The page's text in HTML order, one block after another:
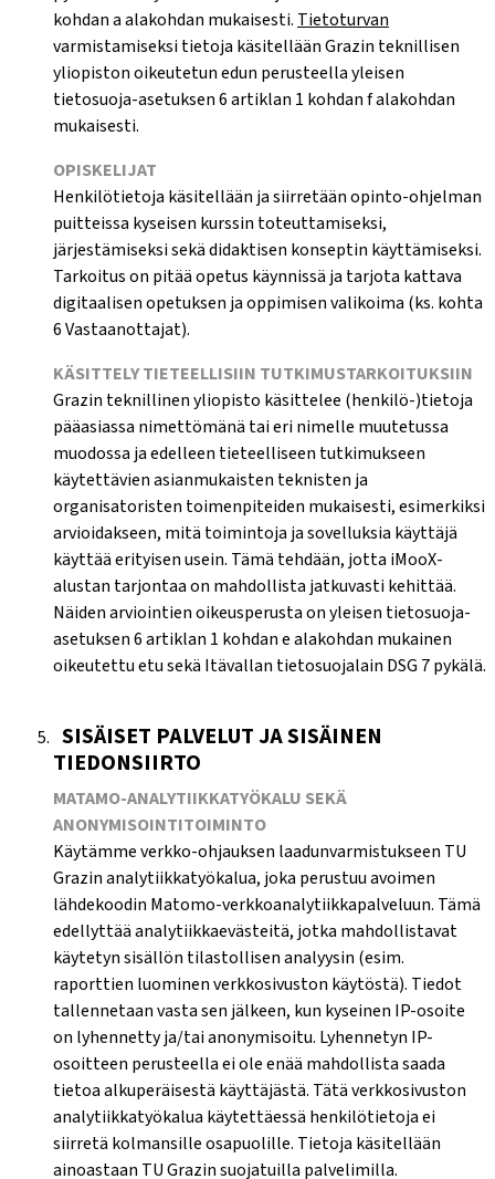
kohdan a alakohdan mukaisesti. Tietoturvan
varmistamiseksi tietoja käsitellään Grazin teknillisen
yliopiston oikeutetun edun perusteella yleisen
tietosuoja-asetuksen 6 artiklan 1 kohdan f alakohdan
mukaisesti.
OPISKELIJAT
Henkilötietoja käsitellään ja siirretään opinto-ohjelman
puitteissa kyseisen kurssin toteuttamiseksi,
järjestämiseksi sekä didaktisen konseptin käyttämiseksi.
Tarkoitus on pitää opetus käynnissä ja tarjota kattava
digitaalisen opetuksen ja oppimisen valikoima (ks. kohta
6 Vastaanottajat).
KÄSITTELY TIETEELLISIIN TUTKIMUSTARKOITUKSIIN
Grazin teknillinen yliopisto käsittelee (henkilö-)tietoja
pääasiassa nimettömänä tai eri nimelle muutetussa
muodossa ja edelleen tieteelliseen tutkimukseen
käytettävien asianmukaisten teknisten ja
organisatoristen toimenpiteiden mukaisesti, esimerkiksi
arvioidakseen, mitä toimintoja ja sovelluksia käyttäjä
käyttää erityisen usein. Tämä tehdään, jotta iMooX-
alustan tarjontaa on mahdollista jatkuvasti kehittää.
Näiden arviointien oikeusperusta on yleisen tietosuoja-
asetuksen 6 artiklan 1 kohdan e alakohdan mukainen
oikeutettu etu sekä Itävallan tietosuojalain DSG 7 pykälä.
SISÄISET PALVELUT JA SISÄINEN
TIEDONSIIRTO
MATAMO-ANALYTIIKKATYÖKALU SEKÄ
ANONYMISOINTITOIMINTO
Käytämme verkko-ohjauksen laadunvarmistukseen TU
Grazin analytiikkatyökalua, joka perustuu avoimen
lähdekoodin Matomo-verkkoanalytiikkapalveluun. Tämä
edellyttää analytiikkaevästeitä, jotka mahdollistavat
käytetyn sisällön tilastollisen analyysin (esim.
raporttien luominen verkkosivuston käytöstä). Tiedot
tallennetaan vasta sen jälkeen, kun kyseinen IP-osoite
on lyhennetty ja/tai anonymisoitu. Lyhennetyn IP-
osoitteen perusteella ei ole enää mahdollista saada
tietoa alkuperäisestä käyttäjästä. Tätä verkkosivuston
analytiikkatyökalua käytettäessä henkilötietoja ei
siirretä kolmansille osapuolille. Tietoja käsitellään
ainoastaan TU Grazin suojatuilla palvelimilla.